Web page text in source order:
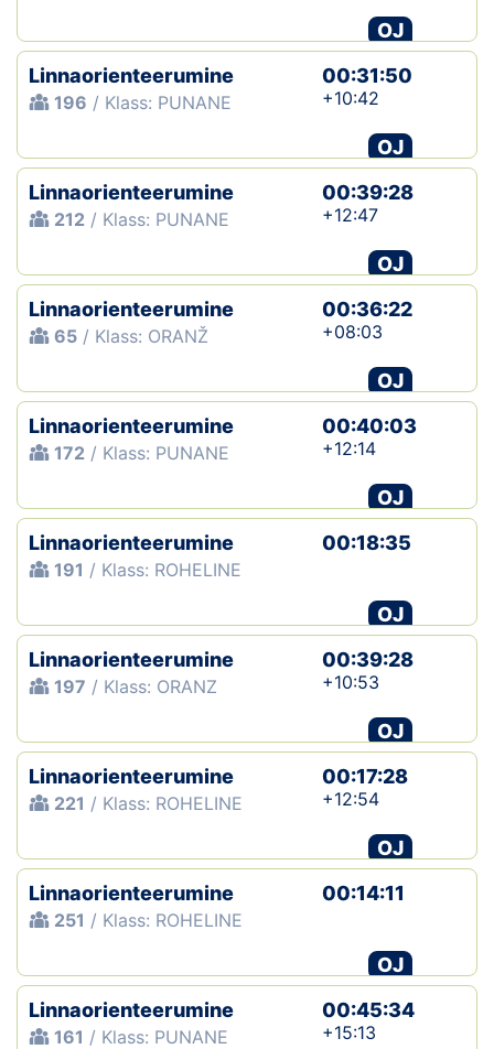
OJ
Linnaorienteerumine
196 / Klass: PUNANE
00:31:50
+10:42
OJ
Linnaorienteerumine
212 / Klass: PUNANE
00:39:28
+12:47
OJ
Linnaorienteerumine
65 / Klass: ORANŽ
00:36:22
+08:03
OJ
Linnaorienteerumine
172 / Klass: PUNANE
00:40:03
+12:14
OJ
Linnaorienteerumine
191 / Klass: ROHELINE
00:18:35
OJ
Linnaorienteerumine
197 / Klass: ORANZ
00:39:28
+10:53
OJ
Linnaorienteerumine
221 / Klass: ROHELINE
00:17:28
+12:54
OJ
Linnaorienteerumine
251 / Klass: ROHELINE
00:14:11
OJ
Linnaorienteerumine
161 / Klass: PUNANE
00:45:34
+15:13